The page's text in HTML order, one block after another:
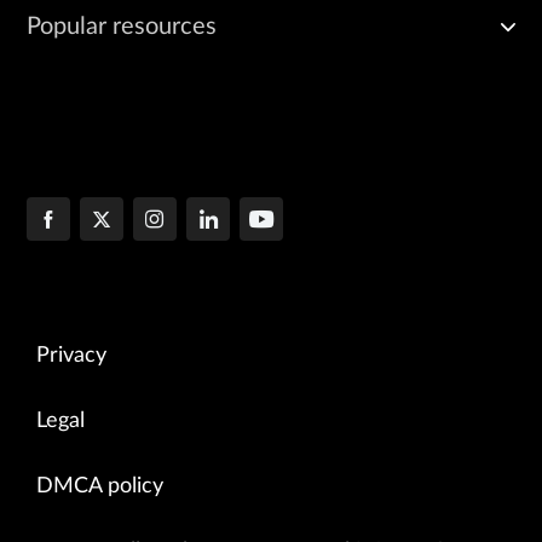
Popular resources
Privacy
Legal
DMCA policy